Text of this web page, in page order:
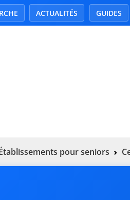
ACTUALITÉS GUIDES
pour seniors